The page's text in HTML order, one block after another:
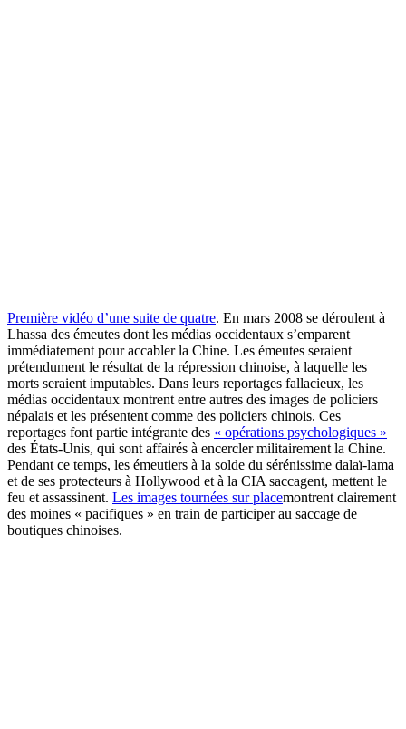
Première vidéo d’une suite de quatre. En mars 2008 se déroulent à
Lhassa des émeutes dont les médias occidentaux s’emparent
immédiatement pour accabler la Chine. Les émeutes seraient
prétendument le résultat de la répression chinoise, à laquelle les
morts seraient imputables. Dans leurs reportages fallacieux, les
médias occidentaux montrent entre autres des images de policiers
népalais et les présentent comme des policiers chinois. Ces
reportages font partie intégrante des « opérations psychologiques »
des États-Unis, qui sont affairés à encercler militairement la Chine.
Pendant ce temps, les émeutiers à la solde du sérénissime dalaï-lama
et de ses protecteurs à Hollywood et à la CIA saccagent, mettent le
feu et assassinent. Les images tournées sur placemontrent clairement
des moines « pacifiques » en train de participer au saccage de
boutiques chinoises.